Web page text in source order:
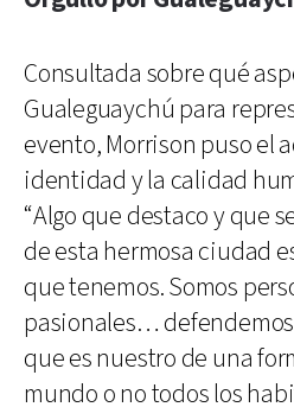
Consultada sobre qué
Gualeguaychú para
evento, Morrison puso el
identidad y la calidad
“Algo que destaco y que
de esta hermosa ciudad
que tenemos. Somos
pasionales…
que es nuestro de una
mundo o no todos los